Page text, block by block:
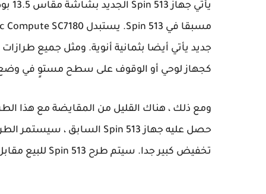
كجهاز لوحي أو الوقوف على سطح مستوٍ في وضع
تخفيض كبير جدا. سيتم طرح Spin 513 للبيع مقابل 599.99 دولارا.